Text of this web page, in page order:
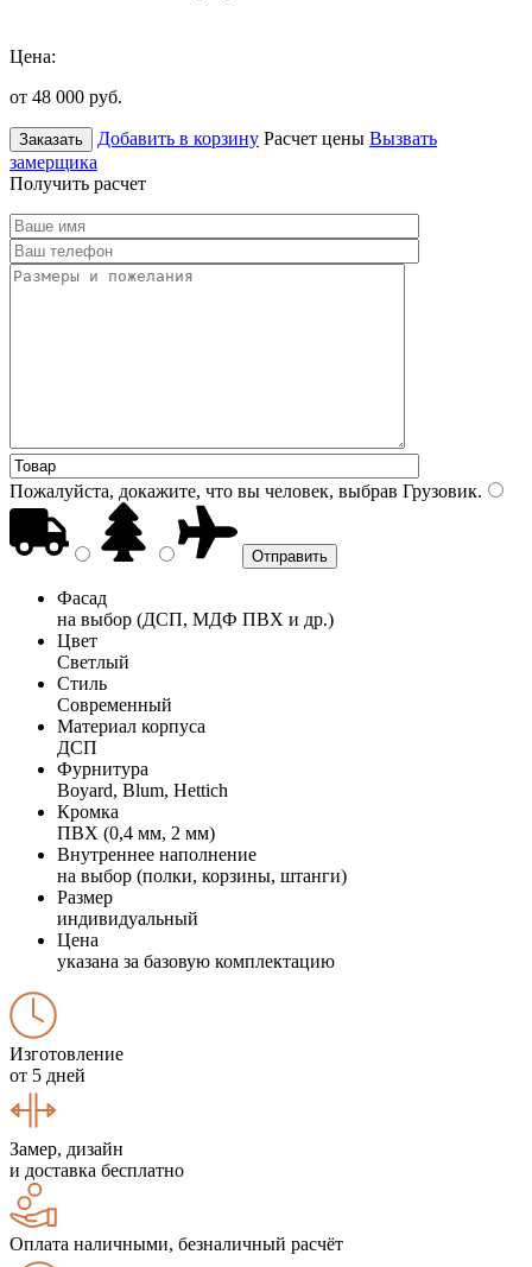
Цена:
от 48 000 руб.
Заказать Добавить в корзину Расчет цены Вызвать
замерщика
Получить расчет
Пожалуйста, докажите, что вы человек, выбрав Грузовик.
Фасад
на выбор (ДСП, МДФ ПВХ и др.)
Цвет
Светлый
Стиль
Современный
Материал корпуса
ДСП
Фурнитура
Boyard, Blum, Hettich
Кромка
ПВХ (0,4 мм, 2 мм)
Внутреннее наполнение
на выбор (полки, корзины, штанги)
Размер
индивидуальный
Цена
указана за базовую комплектацию
Изготовление
от 5 дней
Замер, дизайн
и доставка бесплатно
Оплата наличными, безналичный расчёт